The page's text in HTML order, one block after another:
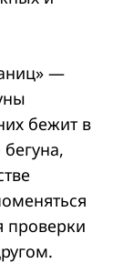
—
бежит в
проверки